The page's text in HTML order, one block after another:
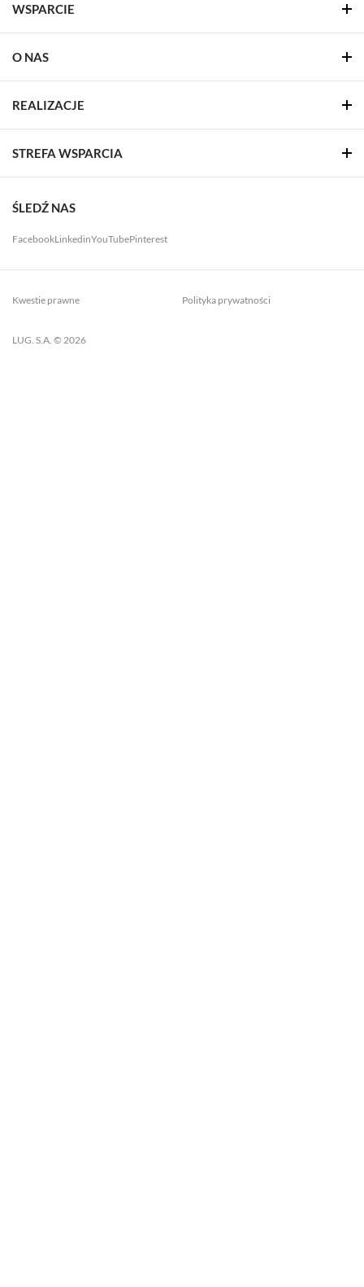
WSPARCIE
O NAS
REALIZACJE
STREFA WSPARCIA
ŚLEDŹ NAS
FacebookLinkedinYouTubePinterest
LUG. S.A. © 2026
Kwestie prawne Polityka prywatności